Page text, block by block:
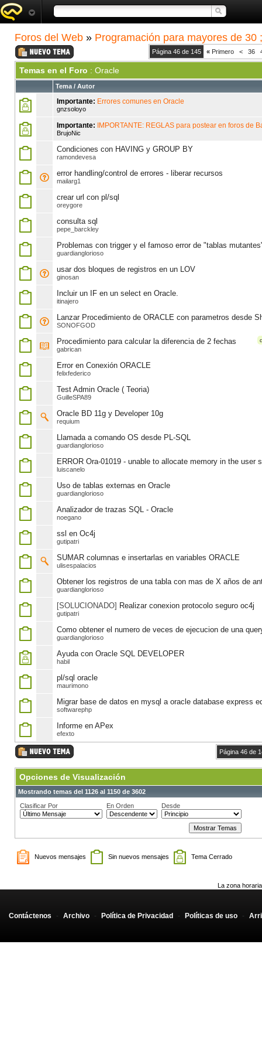
Foros del Web » Programación para mayores de 30
Página 46 de 145 « Primero < 36
Temas en el Foro : Oracle
Tema / Autor
Importante: Errores comunes en Oracle
gnzsoloyo
Importante: IMPORTANTE: REGLAS para postear en foros de
BrujoNic
Condiciones con HAVING y GROUP BY
ramondevesa
error handling/control de errores - liberar recursos
mailarg1
crear url con pl/sql
oreygore
consulta sql
pepe_barckley
Problemas con trigger y el famoso error de "tablas
guardianglorioso
usar dos bloques de registros en un LOV
ginosan
Incluir un IF en un select en Oracle.
itinajero
Lanzar Procedimiento de ORACLE con parametros desde
SONOFGOD
Procedimiento para calcular la diferencia de 2 fechas
gabrican
Error en Conexión ORACLE
felixfederico
Test Admin Oracle ( Teoria)
GuilleSPA89
Oracle BD 11g y Developer 10g
requium
Llamada a comando OS desde PL-SQL
guardianglorioso
ERROR Ora-01019 - unable to allocate memory in the user
luiscanelo
Uso de tablas externas en Oracle
guardianglorioso
Analizador de trazas SQL - Oracle
noegano
ssl en Oc4j
gutipatri
SUMAR columnas e insertarlas en variables ORACLE
ulisespalacios
Obtener los registros de una tabla con mas de X años de
guardianglorioso
[SOLUCIONADO] Realizar conexion protocolo seguro oc4j
gutipatri
Como obtener el numero de veces de ejecucion de una
guardianglorioso
Ayuda con Oracle SQL DEVELOPER
habil
pl/sql oracle
maurimono
Migrar base de datos en mysql a oracle database express
softwarephp
Informe en APex
efexto
Página 46 de
Opciones de Visualización
Mostrando temas del 1126 al 1150 de 3602
Clasificar Por
En Orden Desde
Nuevos mensajes Sin nuevos mensajes Tema Cerrado
La zona
Contáctenos - Archivo - Política de Privacidad - Políticas de uso -